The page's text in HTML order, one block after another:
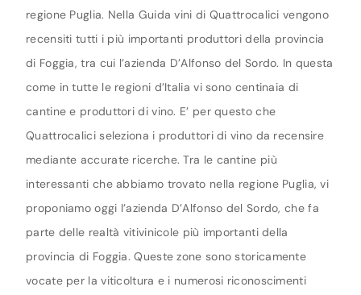
regione Puglia. Nella Guida vini di Quattrocalici vengono
recensiti tutti i più importanti produttori della provincia
di Foggia, tra cui l’azienda D’Alfonso del Sordo. In questa
come in tutte le regioni d’Italia vi sono centinaia di
cantine e produttori di vino. E’ per questo che
Quattrocalici seleziona i produttori di vino da recensire
mediante accurate ricerche. Tra le cantine più
interessanti che abbiamo trovato nella regione Puglia, vi
proponiamo oggi l’azienda D’Alfonso del Sordo, che fa
parte delle realtà vitivinicole più importanti della
provincia di Foggia. Queste zone sono storicamente
vocate per la viticoltura e i numerosi riconoscimenti